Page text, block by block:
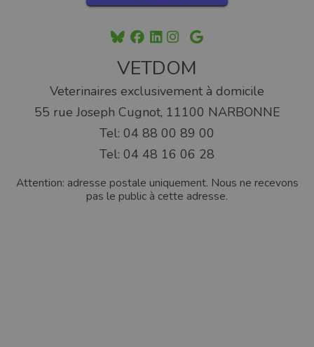
VETDOM
Veterinaires exclusivement à domicile
55 rue Joseph Cugnot, 11100 NARBONNE
Tel: 04 88 00 89 00
Tel: 04 48 16 06 28
Attention: adresse postale uniquement. Nous ne recevons
pas le public à cette adresse.